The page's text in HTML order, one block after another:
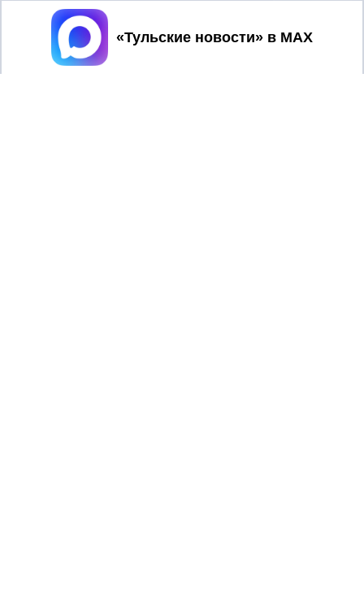
Принять